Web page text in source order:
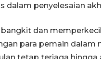
dalam penyelesaian
dan
para pemain
tetap terjaga